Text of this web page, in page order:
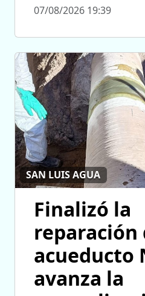
07/08/2026 19:39
SAN LUIS AGUA
Finalizó la
reparación
acueducto
avanza la